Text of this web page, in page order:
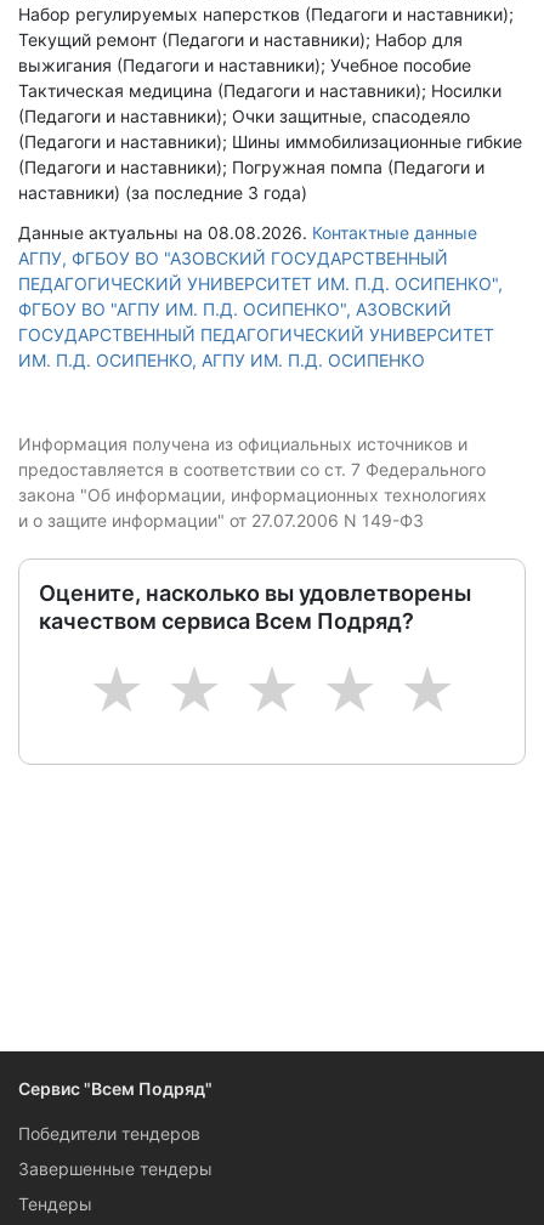
Набор регулируемых наперстков (Педагоги и наставники);
Текущий ремонт (Педагоги и наставники); Набор для
выжигания (Педагоги и наставники); Учебное пособие
Тактическая медицина (Педагоги и наставники); Носилки
(Педагоги и наставники); Очки защитные, спасодеяло
(Педагоги и наставники); Шины иммобилизационные гибкие
(Педагоги и наставники); Погружная помпа (Педагоги и
наставники) (за последние 3 года)
Данные актуальны на 08.08.2026. Контактные данные
АГПУ, ФГБОУ ВО "АЗОВСКИЙ ГОСУДАРСТВЕННЫЙ
ПЕДАГОГИЧЕСКИЙ УНИВЕРСИТЕТ ИМ. П.Д. ОСИПЕНКО",
ФГБОУ ВО "АГПУ ИМ. П.Д. ОСИПЕНКО", АЗОВСКИЙ
ГОСУДАРСТВЕННЫЙ ПЕДАГОГИЧЕСКИЙ УНИВЕРСИТЕТ
ИМ. П.Д. ОСИПЕНКО, АГПУ ИМ. П.Д. ОСИПЕНКО
Информация получена из официальных источников и
предоставляется в соответствии со ст. 7 Федерального
закона "Об информации, информационных технологиях
и о защите информации" от 27.07.2006 N 149-ФЗ
Оцените, насколько вы удовлетворены
качеством сервиса Всем Подряд?
5
4
3
2
1
Сервис "Всем Подряд"
Победители тендеров
Завершенные тендеры
Тендеры